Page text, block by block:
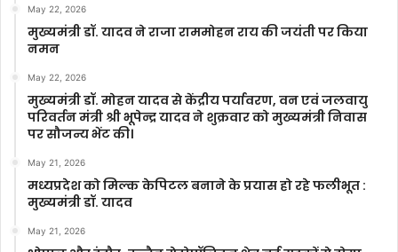
May 22, 2026
मुख्यमंत्री डॉ. यादव ने राजा राममोहन राय की जयंती पर किया
नमन
May 22, 2026
मुख्यमंत्री डॉ. मोहन यादव से केंद्रीय पर्यावरण, वन एवं जलवायु
परिवर्तन मंत्री श्री भूपेन्द्र यादव ने शुक्रवार को मुख्यमंत्री निवास
पर सौजन्य भेंट की।
May 21, 2026
मध्यप्रदेश को मिल्क केपिटल बनाने के प्रयास हो रहे फलीभूत :
मुख्यमंत्री डॉ. यादव
May 21, 2026